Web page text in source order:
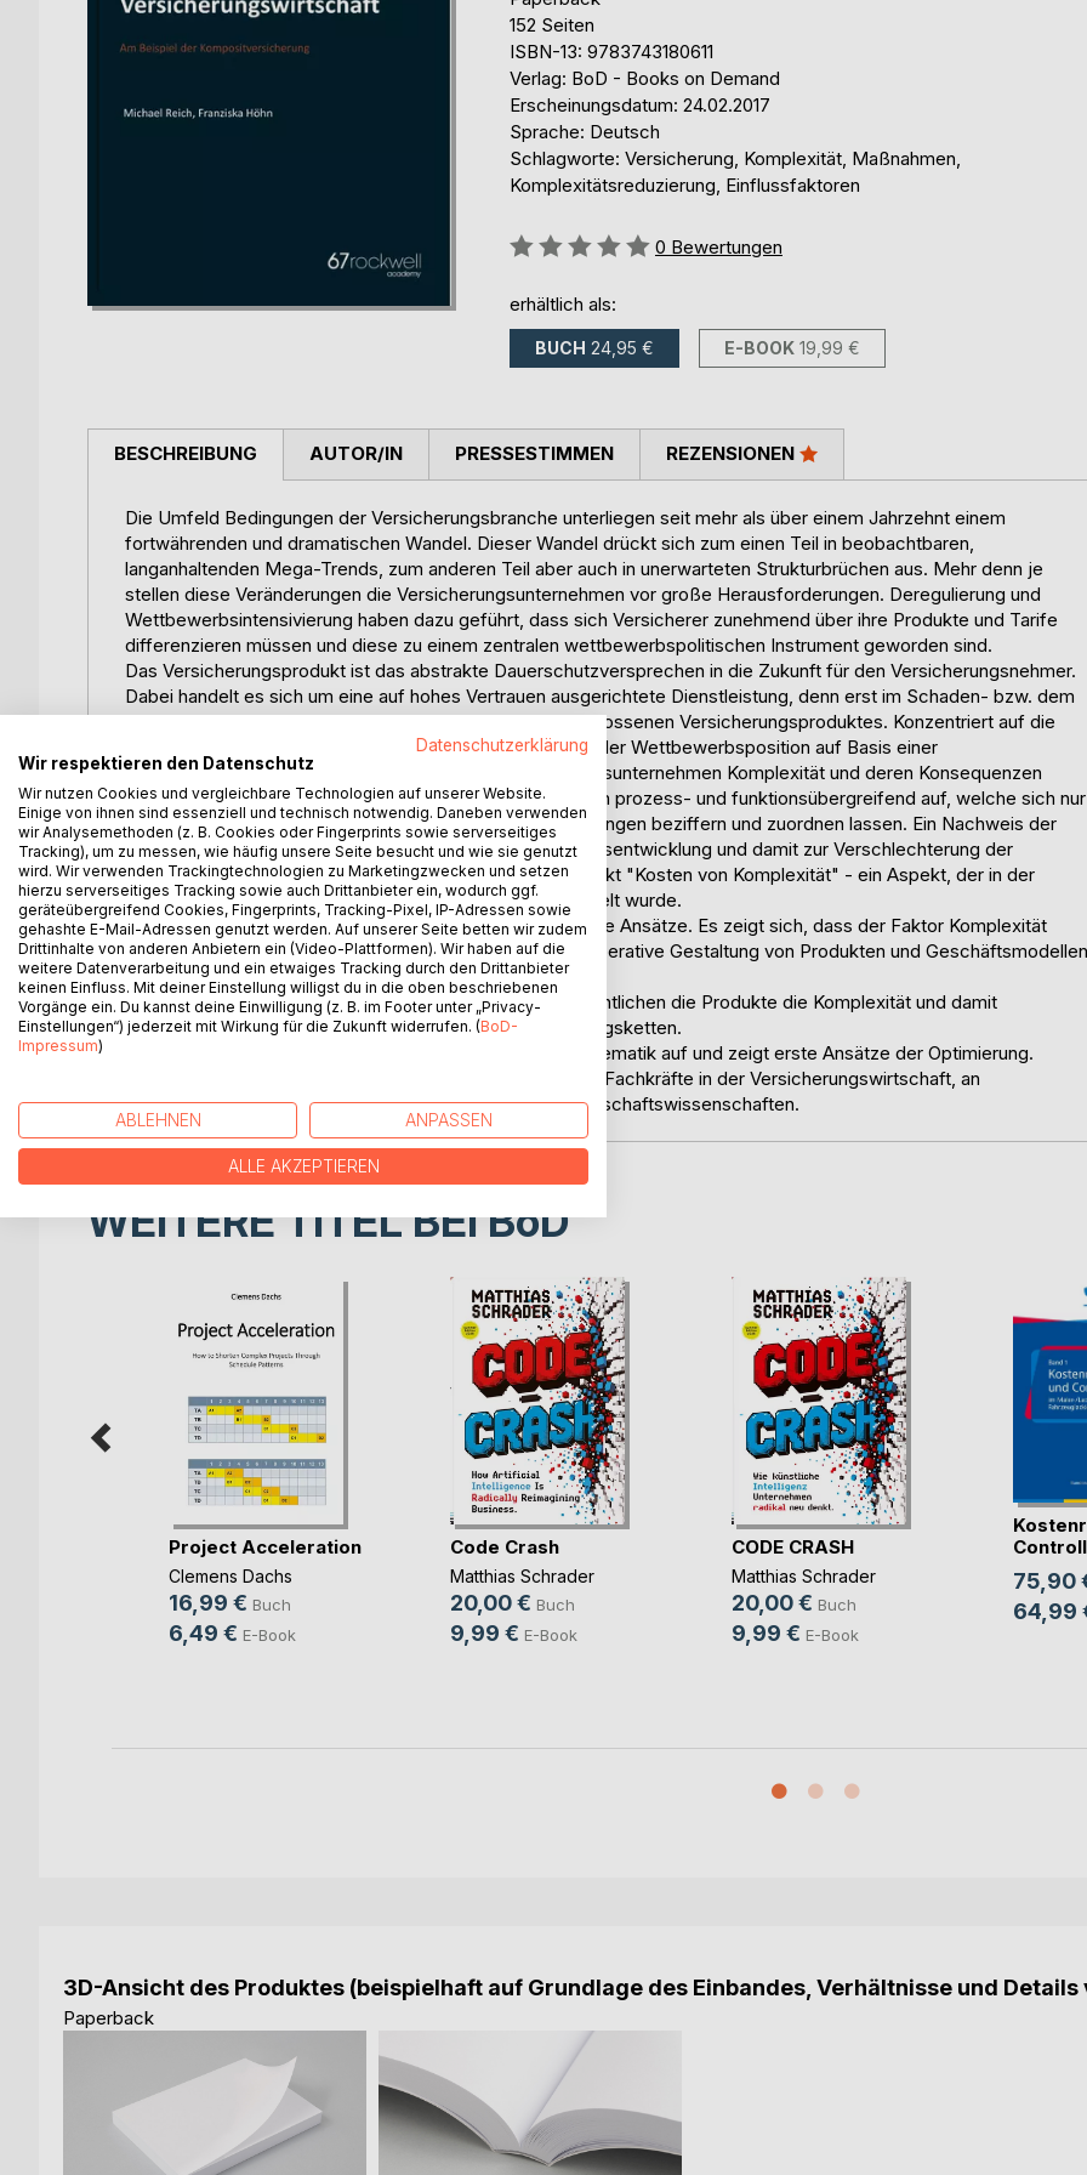
152 Seiten
ISBN-13: 9783743180611
Verlag: BoD - Books on Demand
Erscheinungsdatum: 24.02.2017
Sprache: Deutsch
Schlagworte: Versicherung, Komplexität, Maßnahmen,
Komplexitätsreduzierung, Einflussfaktoren
Bewertung::
0 Bewertungen
erhältlich als:
BUCH 24,95 € E-BOOK 19,99 €
BESCHREIBUNG
Die Umfeld Bedingungen der Versicherungsbranche unterliegen seit mehr als über einem Jahrzehnt einem
fortwährenden und dramatischen Wandel. Dieser Wandel drückt sich zum einen Teil in beobachtbaren,
langanhaltenden Mega-Trends, zum anderen Teil aber auch in unerwarteten Strukturbrüchen aus. Mehr denn je
stellen diese Veränderungen die Versicherungsunternehmen vor große Herausforderungen. Deregulierung und
Wettbewerbsintensivierung haben dazu geführt, dass sich Versicherer zunehmend über ihre Produkte und Tarife
differenzieren müssen und diese zu einem zentralen wettbewerbspolitischen Instrument geworden sind.
Das Versicherungsprodukt ist das abstrakte Dauerschutzversprechen in die Zukunft für den Versicherungsnehmer.
Dabei handelt es sich um eine auf hohes Vertrauen ausgerichtete Dienstleistung, denn erst im Schaden- bzw. dem
Leistungsfall erkennt der Kunde die Qualität des abgeschlossenen Versicherungsproduktes. Konzentriert auf die
Gewinnung zusätzlicher Marktanteile sowie die Stärkung der Wettbewerbsposition auf Basis einer
hochdifferenzierten Produktpalette nehmen Versicherungsunternehmen Komplexität und deren Konsequenzen
billigend in Kauf. Primär treten diese als ungeplante Kosten prozess- und funktionsübergreifend auf, welche sich nur
mittels einer explizit formulierten Prozesskostenberechnungen beziffern und zuordnen lassen. Ein Nachweis der
ursächlichen Zugehörigkeit dieser Kosten zur Komplexitätsentwicklung und damit zur Verschlechterung der
Wertschöpfung, erfordert die Konzentration auf den Aspekt "Kosten von Komplexität" - ein Aspekt, der in der
analytischen Diskussion bisher nur untergeordnet behandelt wurde.
Ein Vergleich mit der Automobilindustrie liefert interessante Ansätze. Es zeigt sich, dass der Faktor Komplexität
sowie das Management von Komplexität sehr stark die operative Gestaltung von Produkten und Geschäftsmodellen
prägt.
Ähnlich wie in der Versicherungsbranche treiben im Wesentlichen die Produkte die Komplexität und damit
einhergehend die Ineffizienzen entlang der Wertschöpfungsketten.
Die vorliegende empirische Untersuchung greift diese Thematik auf und zeigt erste Ansätze der Optimierung.
Das Buch richtet sich insbesondere an die Führungs- und Fachkräfte in der Versicherungswirtschaft, an
Unternehmensberatungen als auch an Studenten der Wirtschaftswissenschaften.
AUTOR/IN PRESSESTIMMEN REZENSIONEN
WEITERE TITEL BEIBoD
Project Acceleration
Clemens Dachs
16,99 € Buch
6,49 € E-Book
Code Crash
Matthias Schrader
20,00 € Buch
9,99 € E-Book
CODE CRASH
Matthias Schrader
20,00 € Buch
9,99 € E-Book
75,90
64,99
3D-Ansicht des Produktes (beispielhaft auf Grundlage des Einbandes, Verhältnisse und
Paperback
Datenschutzerklärung
Wir respektieren den Datenschutz
Wir nutzen Cookies und vergleichbare Technologien auf unserer Website.
Einige von ihnen sind essenziell und technisch notwendig. Daneben verwenden
wir Analysemethoden (z. B. Cookies oder Fingerprints sowie serverseitiges
Tracking), um zu messen, wie häufig unsere Seite besucht und wie sie genutzt
wird. Wir verwenden Trackingtechnologien zu Marketingzwecken und setzen
hierzu serverseitiges Tracking sowie auch Drittanbieter ein, wodurch ggf.
geräteübergreifend Cookies, Fingerprints, Tracking-Pixel, IP-Adressen sowie
gehashte E-Mail-Adressen genutzt werden. Auf unserer Seite betten wir zudem
Drittinhalte von anderen Anbietern ein (Video-Plattformen). Wir haben auf die
weitere Datenverarbeitung und ein etwaiges Tracking durch den Drittanbieter
keinen Einfluss. Mit deiner Einstellung willigst du in die oben beschriebenen
Vorgänge ein. Du kannst deine Einwilligung (z. B. im Footer unter „Privacy-
Einstellungen“) jederzeit mit Wirkung für die Zukunft widerrufen. (BoD-
Impressum)
ABLEHNEN ANPASSEN
ALLE AKZEPTIEREN